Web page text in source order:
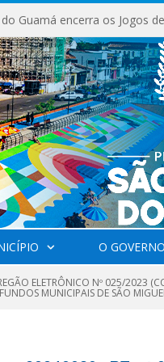
O GOVERNO
ELETRÔNICO Nº 025/2023
FUNDOS MUNICIPAIS DE SÃO